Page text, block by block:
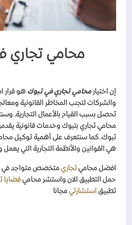
محامي تجاري
إن اختيار محامي تجاري في تبوك هو قرار
والشركات لتجنب المخاطر القانونية
تحصل بسبب القيام بالأعمال التجارية.
محامي تجاري بتبوك وخدمات قانونية
تبوك. كما سنتعرف على أهمية توكيل
هي القوانين والأنظمة التجارية التي يعمل
افضل محامي تجاري متخصص متواجد في
حمل التطبيق الان واستشر محامي قضايا
تطبيق استشارتي مجانا